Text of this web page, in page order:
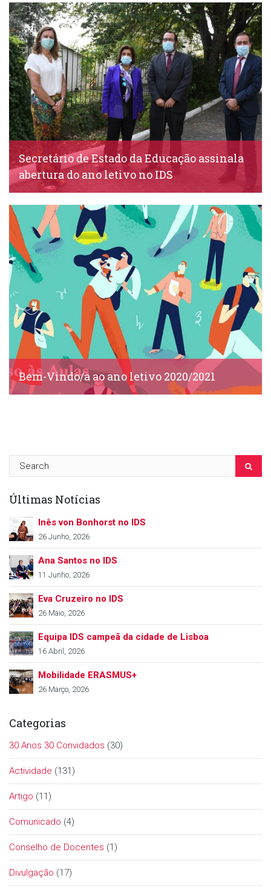
IDS, 3 Março, 2021
Secretário de Estado da Educação assinala
abertura do ano letivo no IDS
IDS, 2 Outubro, 2020
Bem-Vindo/a ao ano letivo 2020/2021
Últimas Notícias
Inês von Bonhorst no IDS
26 Junho, 2026
Ana Santos no IDS
11 Junho, 2026
Eva Cruzeiro no IDS
26 Maio, 2026
Equipa IDS campeã da cidade de Lisboa
16 Abril, 2026
Mobilidade ERASMUS+
26 Março, 2026
Categorias
30 Anos 30 Convidados (30)
Actividade (131)
Artigo (11)
Comunicado (4)
Conselho de Docentes (1)
Divulgação (17)